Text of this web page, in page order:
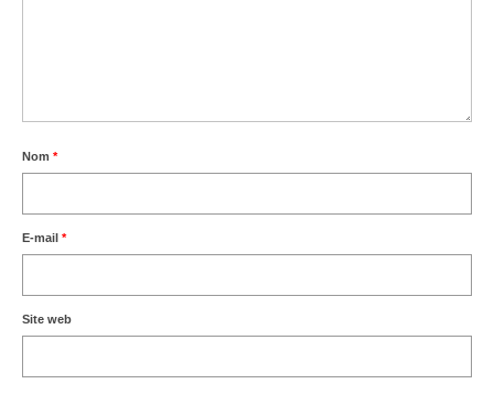
Nom *
E-mail *
Site web